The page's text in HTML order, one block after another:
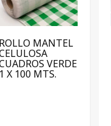
ROLLO MANTEL
VERDE
1 X 100 MTS.